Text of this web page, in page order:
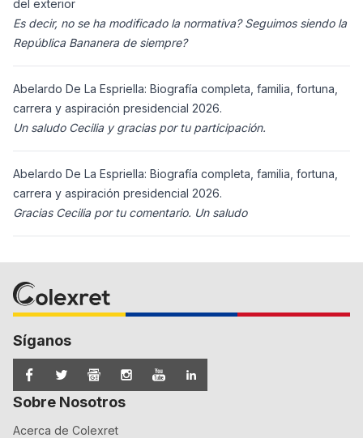
del exterior
Es decir, no se ha modificado la normativa? Seguimos siendo la
República Bananera de siempre?
Abelardo De La Espriella: Biografía completa, familia, fortuna,
carrera y aspiración presidencial 2026.
Un saludo Cecilia y gracias por tu participación.
Abelardo De La Espriella: Biografía completa, familia, fortuna,
carrera y aspiración presidencial 2026.
Gracias Cecilia por tu comentario. Un saludo
Síganos
Sobre Nosotros
Acerca de Colexret